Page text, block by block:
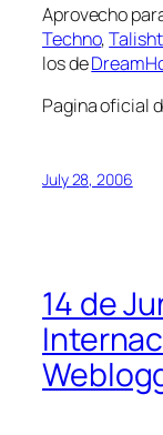
Aprovecho
Techno,
los de
Pagina oficial
July 28, 2006
14 de